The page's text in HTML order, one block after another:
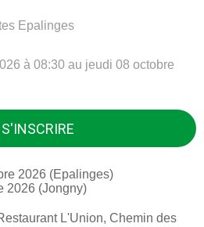
Epalinges
S'INSCRIRE
2026 (Epalinges)
2026 (Jongny)
L'Union, Chemin des